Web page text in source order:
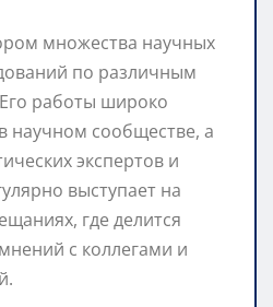
множества научных
по различным
работы широко
научном сообществе, а
экспертов и
выступает на
где делится
с коллегами и